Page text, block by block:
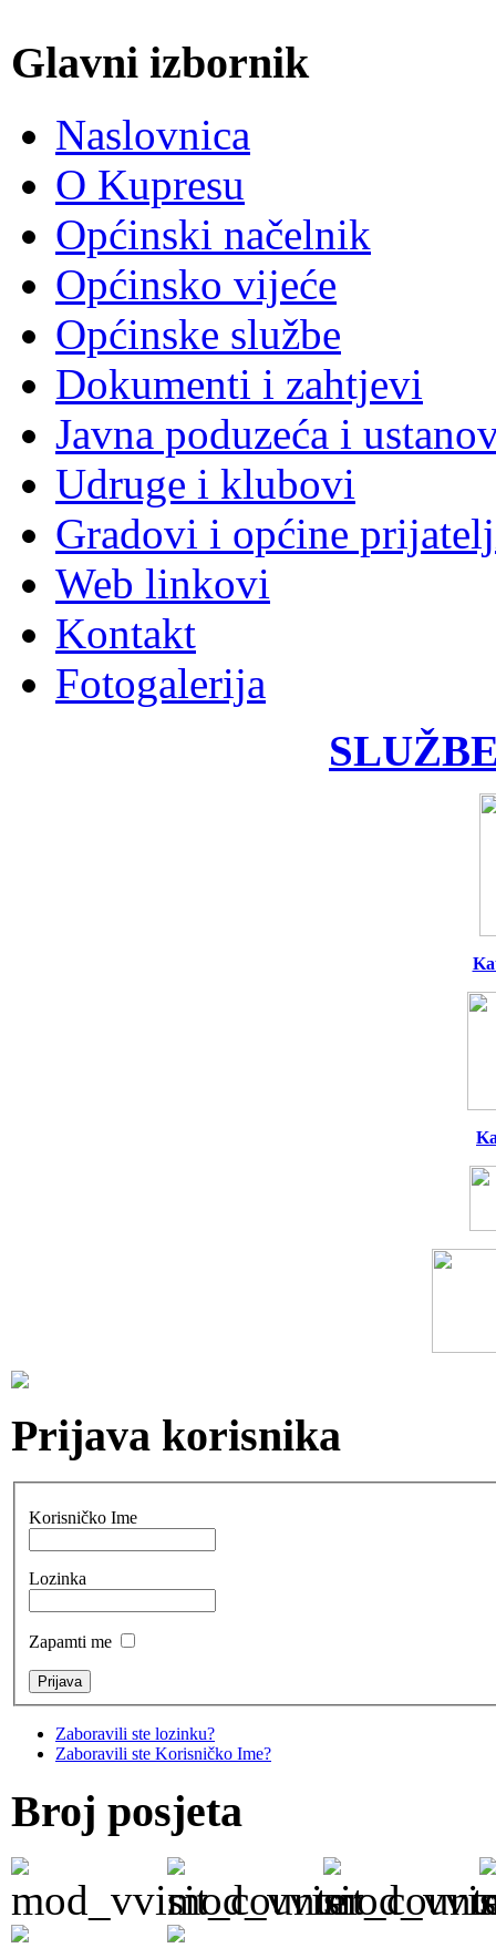
Glavni izbornik
Naslovnica
O Kupresu
Općinski načelnik
Općinsko vijeće
Općinske službe
Dokumenti i zahtjevi
Javna poduzeća i
Udruge i klubovi
Gradovi i općine
Web linkovi
Kontakt
Fotogalerija
Prijava korisnika
Korisničko Ime
Lozinka
Zapamti me
Zaboravili ste lozinku?
Zaboravili ste Korisničko Ime?
Broj posjeta